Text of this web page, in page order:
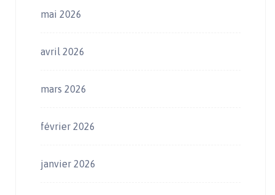
mai 2026
avril 2026
mars 2026
février 2026
janvier 2026